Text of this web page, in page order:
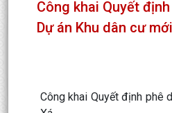
Công khai Quyết
Dự án Khu dân cư
Công khai Quyết định phê